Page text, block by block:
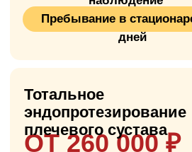
Что такое
эндопротезирование
плечевого сустава?